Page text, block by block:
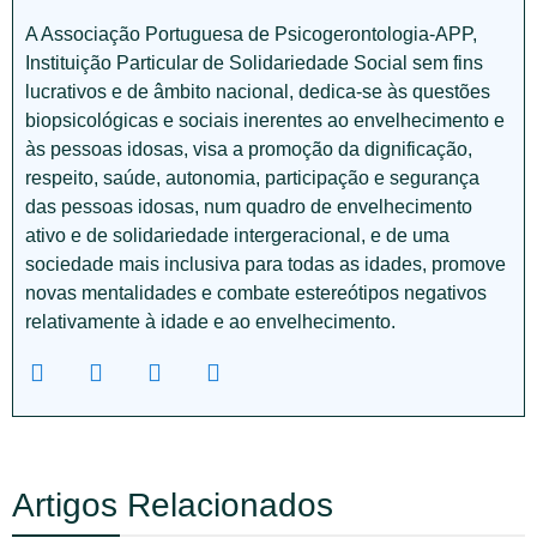
A Associação Portuguesa de Psicogerontologia-APP,
Instituição Particular de Solidariedade Social sem fins
lucrativos e de âmbito nacional, dedica-se às questões
biopsicológicas e sociais inerentes ao envelhecimento e
às pessoas idosas, visa a promoção da dignificação,
respeito, saúde, autonomia, participação e segurança
das pessoas idosas, num quadro de envelhecimento
ativo e de solidariedade intergeracional, e de uma
sociedade mais inclusiva para todas as idades, promove
novas mentalidades e combate estereótipos negativos
relativamente à idade e ao envelhecimento.
Artigos Relacionados